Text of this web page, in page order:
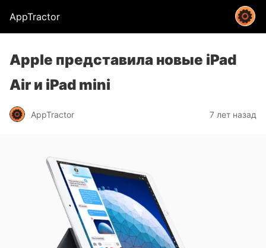
AppTractor
Apple представила новые iPad
Air и iPad mini
AppTractor 7 лет назад